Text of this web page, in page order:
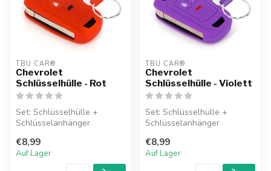
TBU CAR®
Chevrolet
Schlüsselhülle - Rot
Set: Schlüsselhülle +
Schlüsselanhänger
€8,99
Auf Lager
TBU CAR®
Chevrolet
Schlüsselhülle - Violett
Set: Schlüsselhülle +
Schlüsselanhänger
€8,99
Auf Lager